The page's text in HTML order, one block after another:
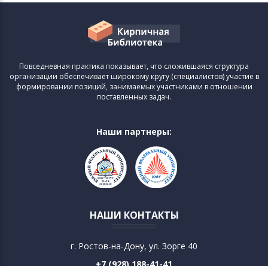
Повседневная практика показывает, что сложившаяся структура
организации обеспечивает широкому кругу (специалистов) участие в
формировании позиций, занимаемых участниками в отношении
поставленных задач.
Наши партнеры:
НАШИ КОНТАКТЫ
г. Ростов-на-Дону, ул. Зорге 40